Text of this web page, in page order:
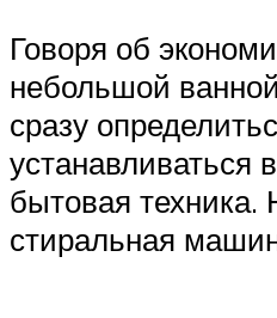
Говоря об
небольшой
сразу
устанавливаться
бытовая техника.
стиральная